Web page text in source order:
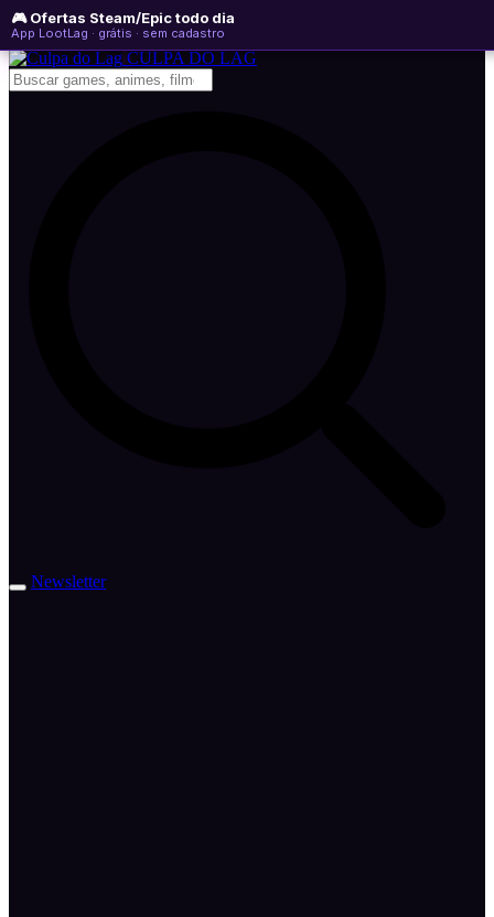
🎮 Ofertas Steam/Epic todo dia
App LootLag · grátis · sem cadastro
quinta-feira, 06 de agosto de 2026
Newsletter
CULPA DO LAG
Newsletter